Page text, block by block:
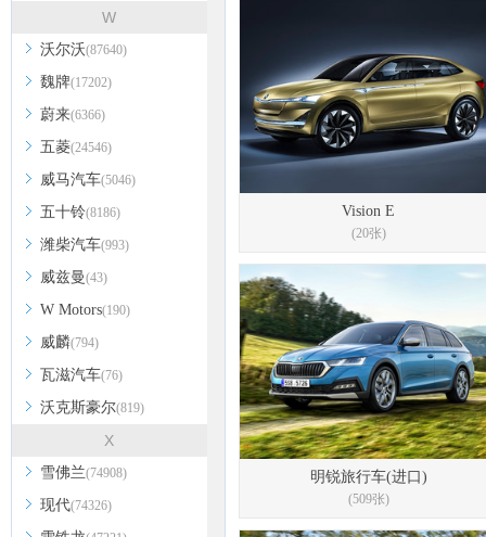
W
沃尔沃(87640)
魏牌(17202)
蔚来(6366)
五菱(24546)
威马汽车(5046)
五十铃(8186)
潍柴汽车(993)
威兹曼(43)
W Motors(190)
威麟(794)
瓦滋汽车(76)
沃克斯豪尔(819)
X
雪佛兰(74908)
现代(74326)
Vision E
(20张)
明锐旅行车(进口)
(509张)